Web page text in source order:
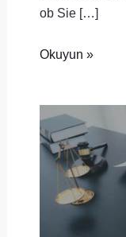
ob Sie […]
Okuyun »